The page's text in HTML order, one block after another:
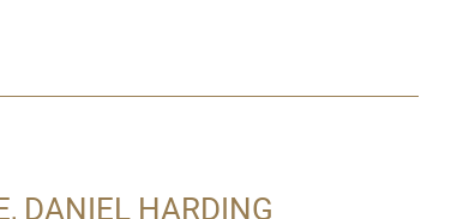
DANIEL HARDING